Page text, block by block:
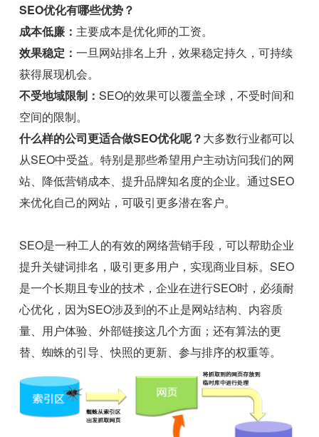
SEO优化有哪些优势？
成本低廉： 主要成本是优化师的工资。
效果稳定：一旦网站排名上升，效果稳定持久，可持续
获得展现机会。
不受地域限制：SEO的效果可以覆盖全球，不受时间和
空间的限制。
什么样的公司更适合做SEO优化呢？大多数行业都可以
从SEO中受益。特别是那些希望用户主动访问我们的网
站、降低营销成本、提升品牌知名度的企业。通过SEO
来优化自己的网站，可吸引更多潜在客户。
SEO是一种工人的有效的网络营销手段，可以帮助企业
提升关键词排名，吸引更多用户，实现商业目标。SEO
是一个长期且专业的技术，企业在进行SEO时，必须耐
心优化，因为SEO涉及到的不止是网站结构、内容质
量、用户体验、外部链接这几个方面；还有算法的更
替、蜘蛛的引导、快照的更新、参与排序的权重等。